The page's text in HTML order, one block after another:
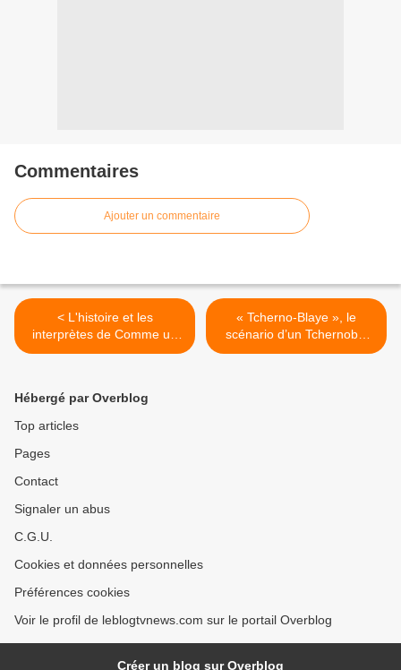
Commentaires
Ajouter un commentaire
< L'histoire et les
interprètes de Comme un
coup de tonnerre, téléfilm
« Tcherno-Blaye », le
scénario d’un Tchernobyl
français ? Affaires sensibles
Hébergé par Overblog
Top articles
Pages
Contact
Signaler un abus
C.G.U.
Cookies et données personnelles
Préférences cookies
Voir le profil de leblogtvnews.com sur le portail Overblog
Créer un blog sur Overblog